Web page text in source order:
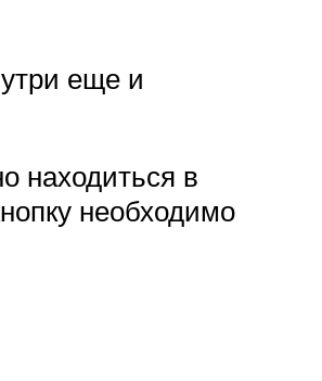
еще и
находиться в
необходимо